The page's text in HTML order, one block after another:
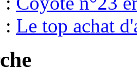
: Le top achat